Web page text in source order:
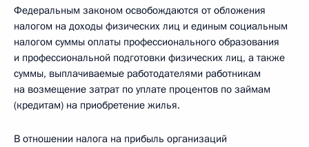
Федеральным законом освобождаются от обложения
налогом на доходы физических лиц и единым социальным
налогом суммы оплаты профессионального образования
и профессиональной подготовки физических лиц, а также
суммы, выплачиваемые работодателями работникам
на возмещение затрат по уплате процентов по займам
(кредитам) на приобретение жилья.
В отношении налога на прибыль организаций